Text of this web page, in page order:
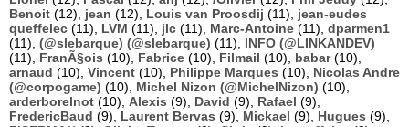
Benoit (12), jean (12), Louis van Proosdij (11), jean-eudes
queffelec (11), LVM (11), jlc (11), Marc-Antoine (11), dparmen1
(11), (@slebarque) (@slebarque) (11), INFO (@LINKANDEV)
(11), FranÃ§ois (10), Fabrice (10), Filmail (10), babar(10),
arnaud (10), Vincent (10), Philippe Marques (10), Nicolas Andre
(@corpogame) (10), Michel Nizon (@MichelNizon) (10),
arderborelnot (10), Alexis (9), David (9), Rafael (9),
FredericBaud (9), Laurent Bervas (9), Mickael (9), Hugues (9),